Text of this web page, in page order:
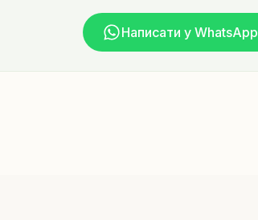
Написати у WhatsApp